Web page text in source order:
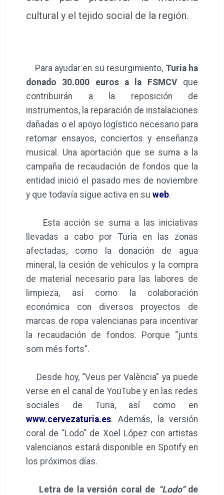
cultural y el tejido social de la región.
Para ayudar en su resurgimiento, Turia ha
donado 30.000 euros a la FSMCVque
contribuirán a la reposición de
instrumentos, la reparación de instalaciones
dañadas o el apoyo logístico necesario para
retomar ensayos, conciertos y enseñanza
musical. Una aportación que se suma a la
campaña de recaudación de fondos que la
entidad inició el pasado mes de noviembre
y que todavía sigue activa en su web.
Esta acción se suma a las iniciativas
llevadas a cabo por Turia en las zonas
afectadas, como la donación de agua
mineral, la cesión de vehículos y la compra
de material necesario para las labores de
limpieza, así como la colaboración
económica con diversos proyectos de
marcas de ropa valencianas para incentivar
la recaudación de fondos. Porque “junts
som més forts”.
Desde hoy, “Veus per València” ya puede
verse en el canal de YouTube y en las redes
sociales de Turia, así como en
www.cervezaturia.es. Además, la versión
coral de “Lodo” de Xoel López con artistas
valencianos estará disponible en Spotify en
los próximos días.
Letra de la versión coral de “Lodo”de